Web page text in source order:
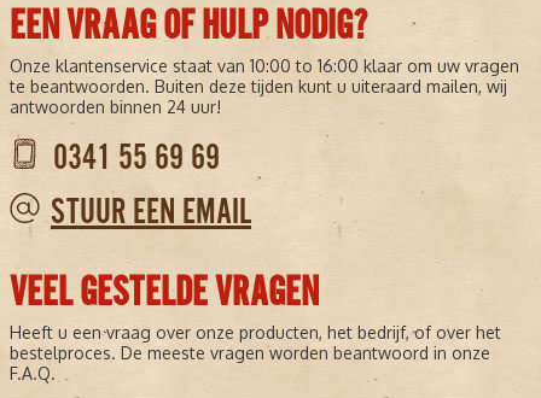
EEN VRAAG OF HULP NODIG?
Onze klantenservice staat van 10:00 to 16:00 klaar om uw vragen
te beantwoorden. Buiten deze tijden kunt u uiteraard mailen, wij
antwoorden binnen 24 uur!
0341 55 69 69
STUUR EEN EMAIL
VEEL GESTELDE VRAGEN
Heeft u een vraag over onze producten, het bedrijf, of over het
bestelproces. De meeste vragen worden beantwoord in onze
F.A.Q.